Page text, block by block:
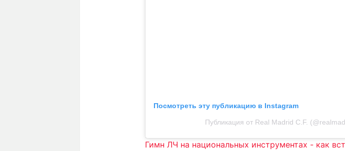
Посмотреть эту публикацию в Instagram
Публикация от Real Madrid C.F.
Гимн ЛЧ на национальных инструментах - как